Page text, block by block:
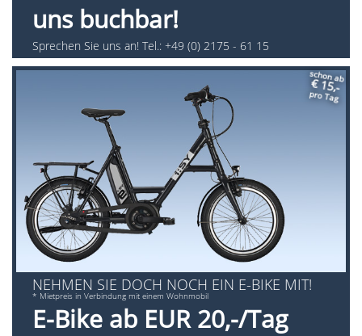
uns buchbar!
Sprechen Sie uns an! Tel.: +49 (0) 2175 - 61 15
schon ab
€ 15,-
pro Tag
NEHMEN SIE DOCH NOCH EIN E-BIKE MIT!
* Mietpreis in Verbindung mit einem Wohnmobil
E-Bike ab EUR 20,-/Tag